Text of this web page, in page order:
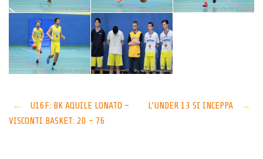
Post
←
U16F: BK AQUILE LONATO –
VISCONTI BASKET: 20 – 76
L’UNDER 13 SI INCEPPA →